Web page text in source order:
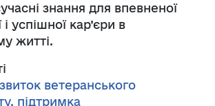
знання для впевненої
і успішної кар’єри в
житті.
ветеранського
підтримка